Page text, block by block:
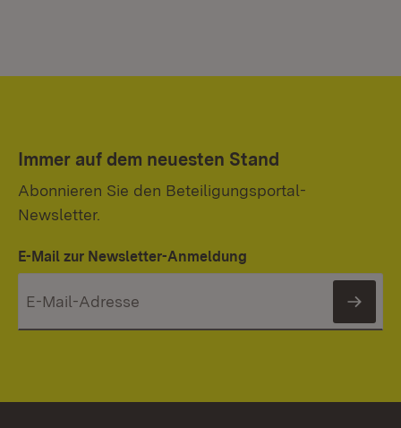
Immer auf dem neuesten Stand
Abonnieren Sie den Beteiligungsportal-
Newsletter.
E-Mail zur Newsletter-Anmeldung